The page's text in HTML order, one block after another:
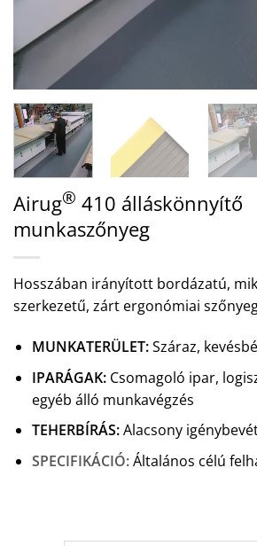
Airug® 410 álláskönnyítő
munkaszőnyeg
Hosszában irányított bordázatú,
szerkezetű, zárt ergonómiai
MUNKATERÜLET:Száraz,
IPARÁGAK:Csomagoló ipar,
egyéb álló munkavégzés
TEHERBÍRÁS:Alacsony
SPECIFIKÁCIÓ:Általános célú